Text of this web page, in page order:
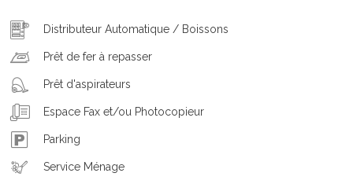
Distributeur Automatique / Boissons
Prêt de fer à repasser
Prêt d'aspirateurs
Espace Fax et/ou Photocopieur
Parking
Service Ménage